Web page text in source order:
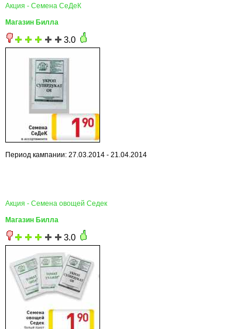
Акция - Семена СеДеК
Магазин Билла
3.0
Период кампании: 27.03.2014 - 21.04.2014
Акция - Семена овощей Седек
Магазин Билла
3.0